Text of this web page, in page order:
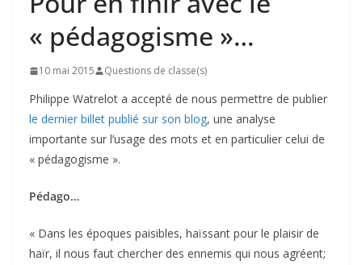
« pédagogisme »…
10 mai 2015 Questions de classe(s)
Philippe Watrelot a accepté de nous permettre de publier
le dernier billet publié sur son blog, une analyse
importante sur l’usage des mots et en particulier celui de
« pédagogisme ».
Pédago…
« Dans les époques paisibles, haïssant pour le plaisir de
haïr, il nous faut chercher des ennemis qui nous agréent;